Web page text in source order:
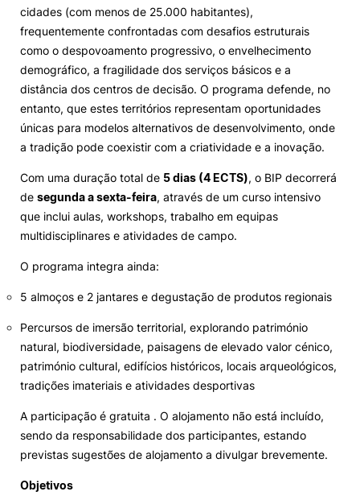
cidades (com menos de 25.000 habitantes),
frequentemente confrontadas com desafios estruturais
como o despovoamento progressivo, o envelhecimento
demográfico, a fragilidade dos serviços básicos e a
distância dos centros de decisão. O programa defende, no
entanto, que estes territórios representam oportunidades
únicas para modelos alternativos de desenvolvimento, onde
a tradição pode coexistir com a criatividade e a inovação.
Com uma duração total de 5 dias (4 ECTS), o BIP decorrerá
de segunda a sexta-feira, através de um curso intensivo
que inclui aulas, workshops, trabalho em equipas
multidisciplinares e atividades de campo.
O programa integra ainda:
5 almoços e 2 jantares e degustação de produtos regionais
Percursos de imersão territorial, explorando património
natural, biodiversidade, paisagens de elevado valor cénico,
património cultural, edifícios históricos, locais arqueológicos,
tradições imateriais e atividades desportivas
A participação é gratuita . O alojamento não está incluído,
sendo da responsabilidade dos participantes, estando
previstas sugestões de alojamento a divulgar brevemente.
Objetivos